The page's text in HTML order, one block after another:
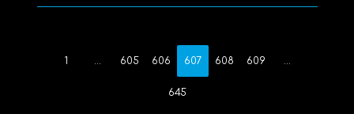
1 605 606 607 608 609
645